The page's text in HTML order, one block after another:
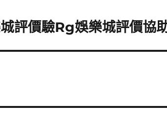
評價驗Rg娛樂城評價協